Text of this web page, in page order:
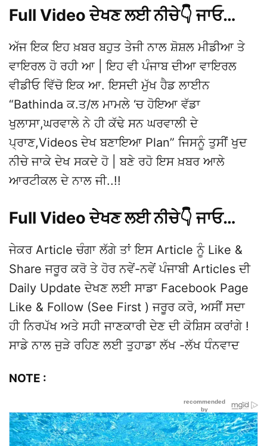
Full Video ਦੇਖਣ ਲਈ ਨੀਚੇ👇 ਜਾਓ…
ਅੱਜ ਇਕ ਇਹ ਖ਼ਬਰ ਬਹੁਤ ਤੇਜੀ ਨਾਲ ਸ਼ੋਸ਼ਲ ਮੀਡੀਆ ਤੇ
ਵਾਇਰਲ ਹੋ ਰਹੀ ਆ | ਇਹ ਵੀ ਪੰਜਾਬ ਦੀਆ ਵਾਇਰਲ
ਵੀਡੀਓ ਵਿੱਚੋ ਇਕ ਆ. ਇਸਦੀ ਮੁੱਖ ਹੈਡ ਲਾਈਨ
“Bathinda ਕ.ਤ/ਲ ਮਾਮਲੇ ‘ਚ ਹੋਇਆ ਵੱਡਾ
ਖੁਲਾਸਾ,ਘਰਵਾਲੇ ਨੇ ਹੀ ਕੱਢੇ ਸਨ ਘਰਵਾਲੀ ਦੇ
ਪ੍ਰਾਣ,Videos ਦੇਖ ਬਣਾਇਆ Plan” ਜਿਸਨੂੰ ਤੁਸੀਂ ਖੁਦ
ਨੀਚੇ ਜਾਕੇ ਦੇਖ ਸਕਦੇ ਹੋ | ਬਣੇ ਰਹੋ ਇਸ ਖ਼ਬਰ ਆਲੇ
ਆਰਟੀਕਲ ਦੇ ਨਾਲ ਜੀ..!!
Full Video ਦੇਖਣ ਲਈ ਨੀਚੇ👇 ਜਾਓ…
ਜੇਕਰ Article ਚੰਗਾ ਲੱਗੇ ਤਾਂ ਇਸ Article ਨੂੰ Like &
Share ਜਰੂਰ ਕਰੋ ਤੇ ਹੋਰ ਨਵੇਂ-ਨਵੇਂ ਪੰਜਾਬੀ Articles ਦੀ
Daily Update ਦੇਖਣ ਲਈ ਸਾਡਾ Facebook Page
Like & Follow (See First ) ਜਰੂਰ ਕਰੋ, ਅਸੀਂ ਸਦਾ
ਹੀ ਨਿਰਪੱਖ ਅਤੇ ਸਹੀ ਜਾਣਕਾਰੀ ਦੇਣ ਦੀ ਕੋਸ਼ਿਸ ਕਰਾਂਗੇ !
ਸਾਡੇ ਨਾਲ ਜੁੜੇ ਰਹਿਣ ਲਈ ਤੁਹਾਡਾ ਲੱਖ -ਲੱਖ ਧੰਨਵਾਦ
NOTE :